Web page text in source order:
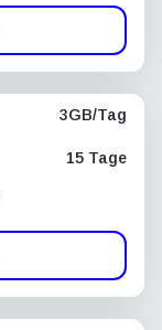
3GB/Tag
15 Tage